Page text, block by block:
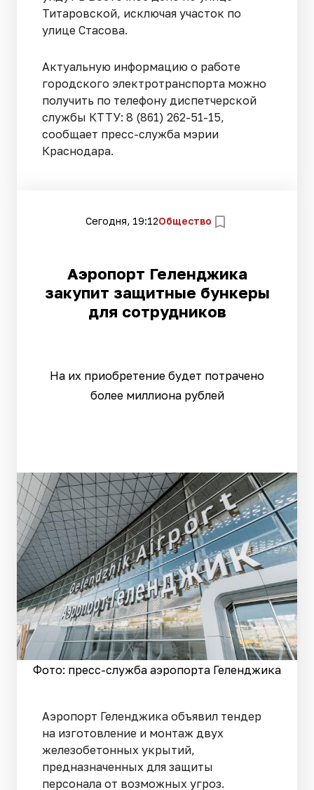
Титаровской, исключая участок по
улице Стасова.
Актуальную информацию о работе
городского электротранспорта можно
получить по телефону диспетчерской
службы КТТУ: 8 (861) 262-51-15,
сообщает пресс-служба мэрии
Краснодара.
Сегодня, 19:12Общество
Аэропорт Геленджика
закупит защитные бункеры
для сотрудников
На их приобретение будет потрачено
более миллиона рублей
Фото: пресс-служба аэропорта Геленджика
Аэропорт Геленджика объявил тендер
на изготовление и монтаж двух
железобетонных укрытий,
предназначенных для защиты
персонала от возможных угроз.